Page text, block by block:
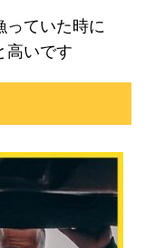
っていた時に
高いです